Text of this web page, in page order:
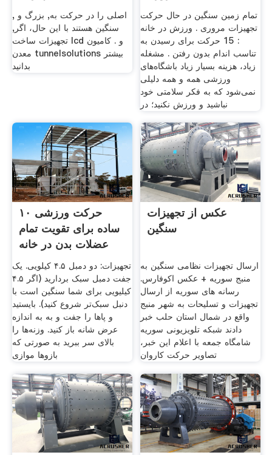
, اصلی را در حرکت به, بزرگ و
سنگین هستند با این حال، اگر,
تجهیزات ساخت lcd و . کامیون
معدن tunnelsolutions بیشتر
بدانید
تمام زمین سنگین در حال حرکت
تجهیزات مروری . ورزش در خانه
: 15 حرکت برای رسیدن به
تناسب اندام بدون رفتن . مشغله
زیاد، هزینه بسیار زیاد باشگاه‌های
ورزشی همه و همه دلیلی
نمی‌شود که به فکر سلامتی خود
نباشید و ورزش نکنید؛ در
۱۰ حرکت ورزشی
ساده برای تقویت تمام
عضلات بدن در خانه
تجهیزات: دو دمبل ۴.۵ کیلویی. یک
جفت دمبل سبک بردارید (اگر ۴.۵
کیلیویی برای شما سنگین است با
دنبل سبک‌تر شروع کنید). بایستید
و پاها را جفت و به به اندازه
عرض شانه باز کنید. وزنه‌ها را
بالای سر ببرید به صورتی که
بازوها موازی
عکس از تجهیزات
سنگین
ارسال تجهیزات نظامی سنگین به
منبج سوریه + عکس اکوفارس.
رسانه های سوریه از ارسال
تجهیزات و تسلیحات به شهر منبج
واقع در شمال استان حلب خبر
دادند شبکه تلویزیونی سوریه
شامگاه جمعه با اعلام این خبر،
تصاویر حرکت کاروان